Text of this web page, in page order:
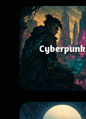
Cyberpunk